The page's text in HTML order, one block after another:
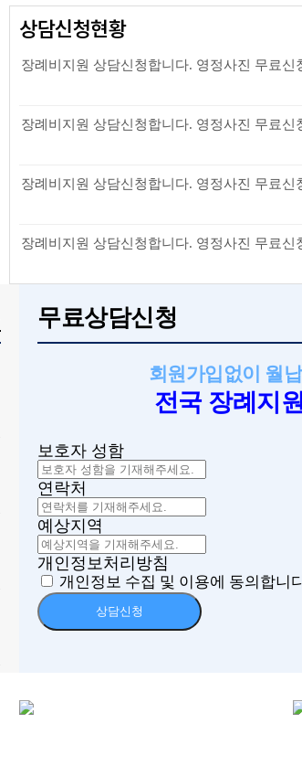
상담신청현황
장례비지원 상담신청합니다. 영정사진 무료
장례비지원 상담신청합니다. 영정사진 무료
장례비지원 상담신청합니다. 영정사진 무료
장례비지원 상담신청합니다. 영정사진 무료
무료상담신청
회원가입없이 월
전국 장례지
보호자 성함
연락처
예상지역
개인정보처리방침
개인정보 수집 및 이용에 동의합니
상담신청